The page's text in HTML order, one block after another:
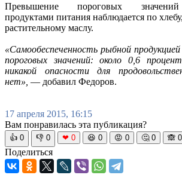
Превышение пороговых значений
продуктами питания наблюдается по
растительному маслу.
«Самообеспеченность рыбной
пороговых значений: около 0,6
никакой опасности для
нет», — добавил Федоров.
17 апреля 2015, 16:15
Вам понравилась эта публикация?
👍 0 👎 0 ❤ 0 😆 0 😡 0 🤔 0 🙈 0
Поделиться